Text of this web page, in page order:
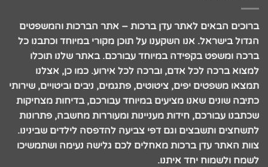
ברוכים הבאים לאתר עדן ברכות – אתר הברכות והמשפטים
הגדול בישראל. אנו השקענו על תוכן מקורי במיוחד וכתבנו כל
ברכה ומשפט בקפידה במיוחד עבורכם. באתר שלנו תוכלו
למצוא ברכה לכל אדם, וברכה לכל אירוע. כמו כן, אצלנו
תמצאו משפטים יפים, ציטוטים, פתגמים, ניבים וביטויים, שירותי
כתיבה שונים שאנו מציעים במיוחד עבורכם, בדיחות מצחיקות
שכתבנו עבורכם, חידות מעניינות ומעוררות מחשבה, פתרונות
לתשחצים ותשבצים וגם דפי צביעה להדפסה לילדים שבינינו.
צוות האתר עדן ברכות מאחלים לכם גלישה נעימה ושתמשיכו
לשמח ולשמוח יחד איתנו.